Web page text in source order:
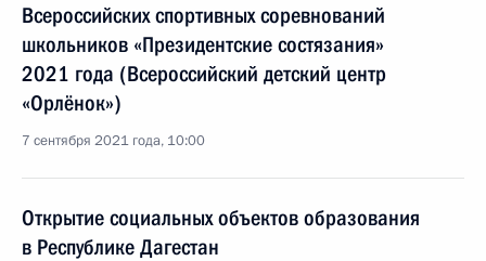
Всероссийских спортивных соревнований
школьников «Президентские состязания»
2021 года (Всероссийский детский центр
«Орлёнок»)
7 сентября 2021 года, 10:00
Открытие социальных объектов образования
в Республике Дагестан